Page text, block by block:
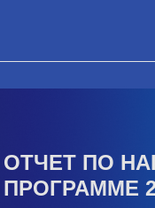
ОТЧЕТ ПО
ПРОГРАММЕ